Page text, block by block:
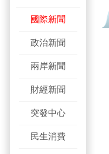
國際新聞
政治新聞
兩岸新聞
財經新聞
突發中心
民生消費